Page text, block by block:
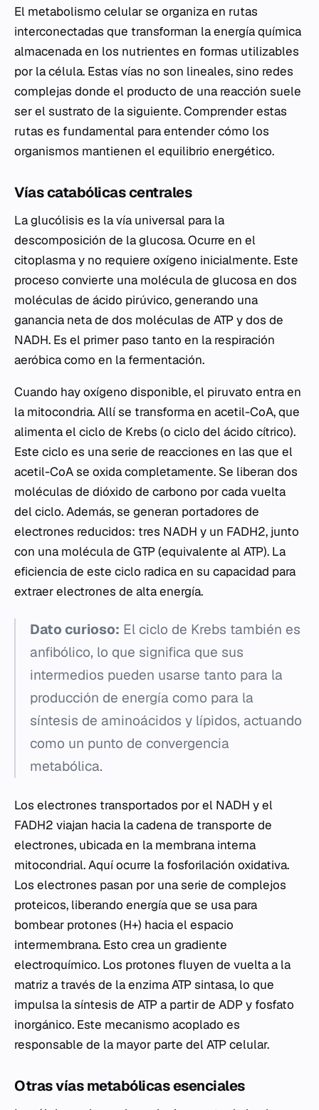
El metabolismo celular se organiza en rutas
interconectadas que transforman la energía química
almacenada en los nutrientes en formas utilizables
por la célula. Estas vías no son lineales, sino redes
complejas donde el producto de una reacción suele
ser el sustrato de la siguiente. Comprender estas
rutas es fundamental para entender cómo los
organismos mantienen el equilibrio energético.
Vías catabólicas centrales
La glucólisis es la vía universal para la
descomposición de la glucosa. Ocurre en el
citoplasma y no requiere oxígeno inicialmente. Este
proceso convierte una molécula de glucosa en dos
moléculas de ácido pirúvico, generando una
ganancia neta de dos moléculas de ATP y dos de
NADH. Es el primer paso tanto en la respiración
aeróbica como en la fermentación.
Cuando hay oxígeno disponible, el piruvato entra en
la mitocondria. Allí se transforma en acetil-CoA, que
alimenta el ciclo de Krebs (o ciclo del ácido cítrico).
Este ciclo es una serie de reacciones en las que el
acetil-CoA se oxida completamente. Se liberan dos
moléculas de dióxido de carbono por cada vuelta
del ciclo. Además, se generan portadores de
electrones reducidos: tres NADH y un FADH2, junto
con una molécula de GTP (equivalente al ATP). La
eficiencia de este ciclo radica en su capacidad para
extraer electrones de alta energía.
Dato curioso: El ciclo de Krebs también es
anfibólico, lo que significa que sus
intermedios pueden usarse tanto para la
producción de energía como para la
síntesis de aminoácidos y lípidos, actuando
como un punto de convergencia
metabólica.
Los electrones transportados por el NADH y el
FADH2 viajan hacia la cadena de transporte de
electrones, ubicada en la membrana interna
mitocondrial. Aquí ocurre la fosforilación oxidativa.
Los electrones pasan por una serie de complejos
proteicos, liberando energía que se usa para
bombear protones (H+) hacia el espacio
intermembrana. Esto crea un gradiente
electroquímico. Los protones fluyen de vuelta a la
matriz a través de la enzima ATP sintasa, lo que
impulsa la síntesis de ATP a partir de ADP y fosfato
inorgánico. Este mecanismo acoplado es
responsable de la mayor parte del ATP celular.
Otras vías metabólicas esenciales